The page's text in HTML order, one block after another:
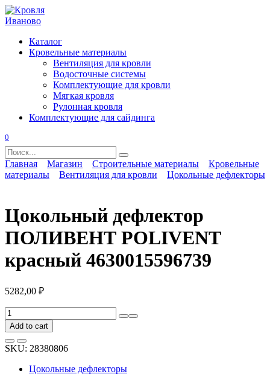
Перейти
к
Каталог
Кровельные материалы
Вентиляция для кровли
Водосточные системы
Комплектующие для кровли
Мягкая кровля
Рулонная кровля
Комплектующие для сайдинга
0
Search
for:
Главная Магазин Строительные материалы
Кровельные
материалы
Вентиляция для кровли Цокольные дефлекторы
Цокольный дефлектор
ПОЛИВЕНТ POLIVENT
красный 4630015596739
5282,00 ₽
Цокольный
дефлектор
ПОЛИВЕНТ
POLIVENT
красный
4630015596739
quantity
Add to cart
SKU: 28380806
Цокольные дефлекторы